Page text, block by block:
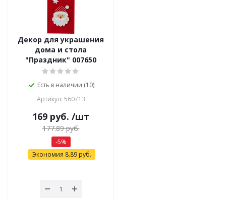
Декор для украшения
дома и стола
"Праздник" 007650
Есть в наличии (10)
Артикул: 560713
169 руб. /шт
177.89руб.
-5%
Экономия 8.89руб.